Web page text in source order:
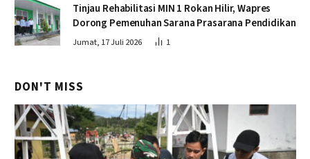
Tinjau Rehabilitasi MIN 1 Rokan Hilir, Wapres
Dorong Pemenuhan Sarana Prasarana Pendidikan
Jumat, 17 Juli 2026 1
DON'T MISS